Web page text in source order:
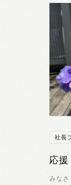
社長
応援
みな